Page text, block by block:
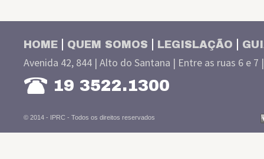
HOME QUEM SOMOS LEGISLAÇÃO
Avenida 42, 844 | Alto do Santana | Entre as ruas 6 e 7
19 3522.1300
© 2014 - IPRC - Todos os direitos reservados